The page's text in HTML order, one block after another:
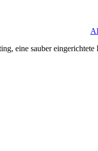
eine sauber eingerichtete